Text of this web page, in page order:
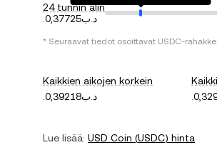
24 tunnin alin
.د.ب0,37725
* Seuraavat tiedot osoittavat USDC-
Kaikkien aikojen korkein
.د.ب0,39218
Lue lisää: USD Coin (USDC) hinta